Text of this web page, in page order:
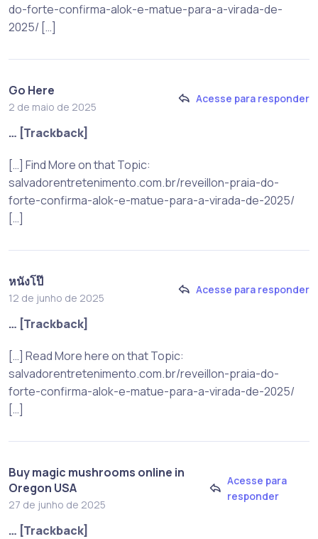
do-forte-confirma-alok-e-matue-para-a-virada-de-
2025/ […]
Go Here
2 de maio de 2025
Acesse para responder
… [Trackback]
[…] Find More on that Topic:
salvadorentretenimento.com.br/reveillon-praia-do-
forte-confirma-alok-e-matue-para-a-virada-de-2025/
[…]
หนังโป๊
12 de junho de 2025
Acesse para responder
… [Trackback]
[…] Read More here on that Topic:
salvadorentretenimento.com.br/reveillon-praia-do-
forte-confirma-alok-e-matue-para-a-virada-de-2025/
[…]
Buy magic mushrooms online in
Oregon USA
27 de junho de 2025
Acesse para
responder
… [Trackback]